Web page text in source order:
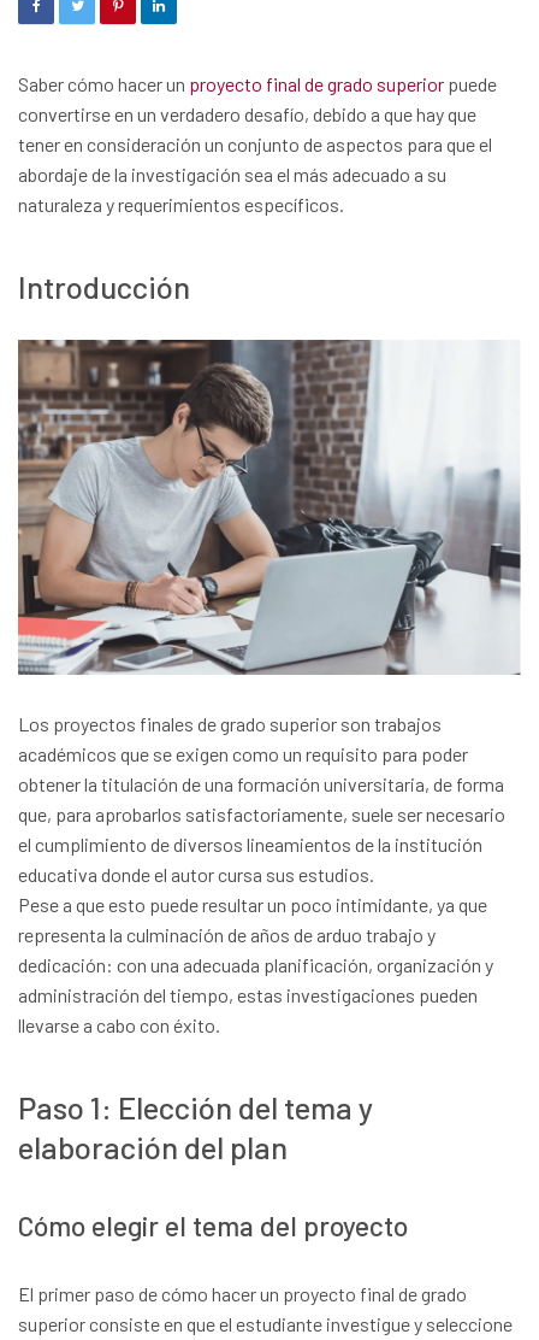
Saber cómo hacer un proyecto final de grado superior puede
convertirse en un verdadero desafío, debido a que hay que
tener en consideración un conjunto de aspectos para que el
abordaje de la investigación sea el más adecuado a su
naturaleza y requerimientos específicos.
Introducción
Los proyectos finales de grado superior son trabajos
académicos que se exigen como un requisito para poder
obtener la titulación de una formación universitaria, de forma
que, para aprobarlos satisfactoriamente, suele ser necesario
el cumplimiento de diversos lineamientos de la institución
educativa donde el autor cursa sus estudios.
Pese a que esto puede resultar un poco intimidante, ya que
representa la culminación de años de arduo trabajo y
dedicación: con una adecuada planificación, organización y
administración del tiempo, estas investigaciones pueden
llevarse a cabo con éxito.
Paso 1: Elección del tema y
elaboración del plan
Cómo elegir el tema del proyecto
El primer paso de cómo hacer un proyecto final de grado
superior consiste en que el estudiante investigue y seleccione